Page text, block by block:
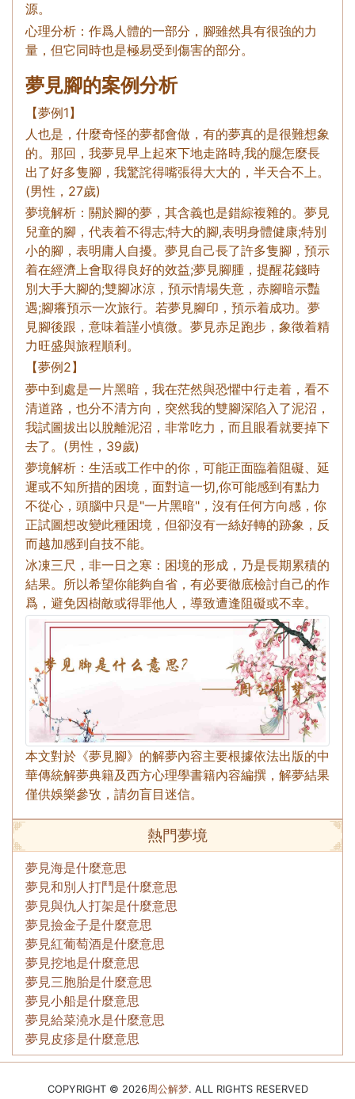
源。
心理分析：作爲人體的一部分，腳雖然具有很強的力
量，但它同時也是極易受到傷害的部分。
夢見腳的案例分析
【夢例1】
人也是，什麼奇怪的夢都會做，有的夢真的是很難想象
的。那回，我夢見早上起來下地走路時,我的腿怎麼長
出了好多隻腳，我驚詫得嘴張得大大的，半天合不上。
(男性，27歲)
夢境解析：關於腳的夢，其含義也是錯綜複雜的。夢見
兒童的腳，代表着不得志;特大的腳,表明身體健康;特別
小的腳，表明庸人自擾。夢見自己長了許多隻腳，預示
着在經濟上會取得良好的效益;夢見腳腫，提醒花錢時
別大手大腳的;雙腳冰涼，預示情場失意，赤腳暗示豔
遇;腳癢預示一次旅行。若夢見腳印，預示着成功。夢
見腳後跟，意味着謹小慎微。夢見赤足跑步，象徵着精
力旺盛與旅程順利。
【夢例2】
夢中到處是一片黑暗，我在茫然與恐懼中行走着，看不
清道路，也分不清方向，突然我的雙腳深陷入了泥沼，
我試圖拔出以脫離泥沼，非常吃力，而且眼看就要掉下
去了。(男性，39歲)
夢境解析：生活或工作中的你，可能正面臨着阻礙、延
遲或不知所措的困境，面對這一切,你可能感到有點力
不從心，頭腦中只是"一片黑暗"，沒有任何方向感，你
正試圖想改變此種困境，但卻沒有一絲好轉的跡象，反
而越加感到自技不能。
冰凍三尺，非一日之寒：困境的形成，乃是長期累積的
結果。所以希望你能夠自省，有必要徹底檢討自己的作
爲，避免因樹敵或得罪他人，導致遭逢阻礙或不幸。
本文對於《夢見腳》的解夢內容主要根據依法出版的中
華傳統解夢典籍及西方心理學書籍內容編撰，解夢結果
僅供娛樂參攷，請勿盲目迷信。
熱門夢境
夢見海是什麼意思
夢見和別人打鬥是什麼意思
夢見與仇人打架是什麼意思
夢見撿金子是什麼意思
夢見紅葡萄酒是什麼意思
夢見挖地是什麼意思
夢見三胞胎是什麼意思
夢見小船是什麼意思
夢見給菜澆水是什麼意思
夢見皮疹是什麼意思
COPYRIGHT © 2026周公解梦. ALL RIGHTS RESERVED